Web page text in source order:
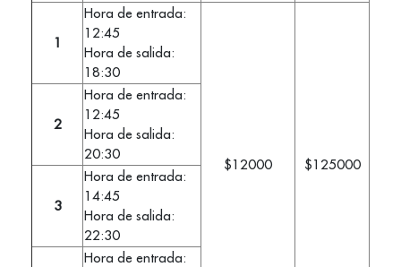
1
Hora de entrada:
12:45
Hora de salida:
18:30
$12000 $125000
2
Hora de entrada:
12:45
Hora de salida:
20:30
3
Hora de entrada:
14:45
Hora de salida:
22:30
Hora de entrada: